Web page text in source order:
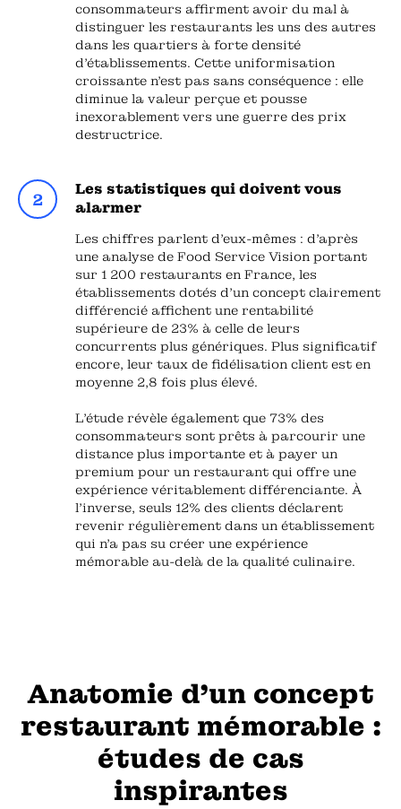
consommateurs affirment avoir du mal à
distinguer les restaurants les uns des autres
dans les quartiers à forte densité
d'établissements. Cette uniformisation
croissante n'est pas sans conséquence : elle
diminue la valeur perçue et pousse
inexorablement vers une guerre des prix
destructrice.
Les statistiques qui doivent vous
alarmer
Les chiffres parlent d'eux-mêmes : d'après
une analyse de Food Service Vision portant
sur 1 200 restaurants en France, les
établissements dotés d'un concept clairement
différencié affichent une rentabilité
supérieure de 23% à celle de leurs
concurrents plus génériques. Plus significatif
encore, leur taux de fidélisation client est en
moyenne 2,8 fois plus élevé.
L'étude révèle également que 73% des
consommateurs sont prêts à parcourir une
distance plus importante et à payer un
premium pour un restaurant qui offre une
expérience véritablement différenciante. À
l'inverse, seuls 12% des clients déclarent
revenir régulièrement dans un établissement
qui n'a pas su créer une expérience
mémorable au-delà de la qualité culinaire.
Anatomie d'un concept
restaurant mémorable :
études de cas
inspirantes